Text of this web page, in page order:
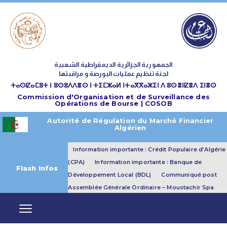
الجمهورية الجزائرية الديمقراطية الشعبية
لجنة تنظيم عمليات البورصة و مراقبتها
ⵜⴰⵙⵇⴰⵎⵓⵜ ⵏ ⵓⵙⵓⴷⴷⴻⵙ ⵏ ⵜⵉⵎⵣⴰⵍ ⵏⵜⴰⴳⴳⴰⵣⵉⵏ ⴷ ⵓⵙⴻⵏⵇⴻⴷ ⵉⵏⴻⵙ
Commission d'Organisation et de Surveillance des
Opérations de Bourse | COSOB
Autorité de Régulation du Marché Financier
Algérien
Flash Infos
Information importante : Crédit Populaire d’Algérie
(CPA)
Information importante : Banque de
Développement Local (BDL)
Communiqué post
Assemblée Générale Ordinaire – Moustachir Spa